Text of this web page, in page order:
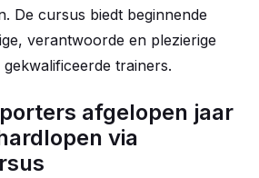
De cursus biedt beginnende
verantwoorde en plezierige
trainers.
afgelopen jaar
via